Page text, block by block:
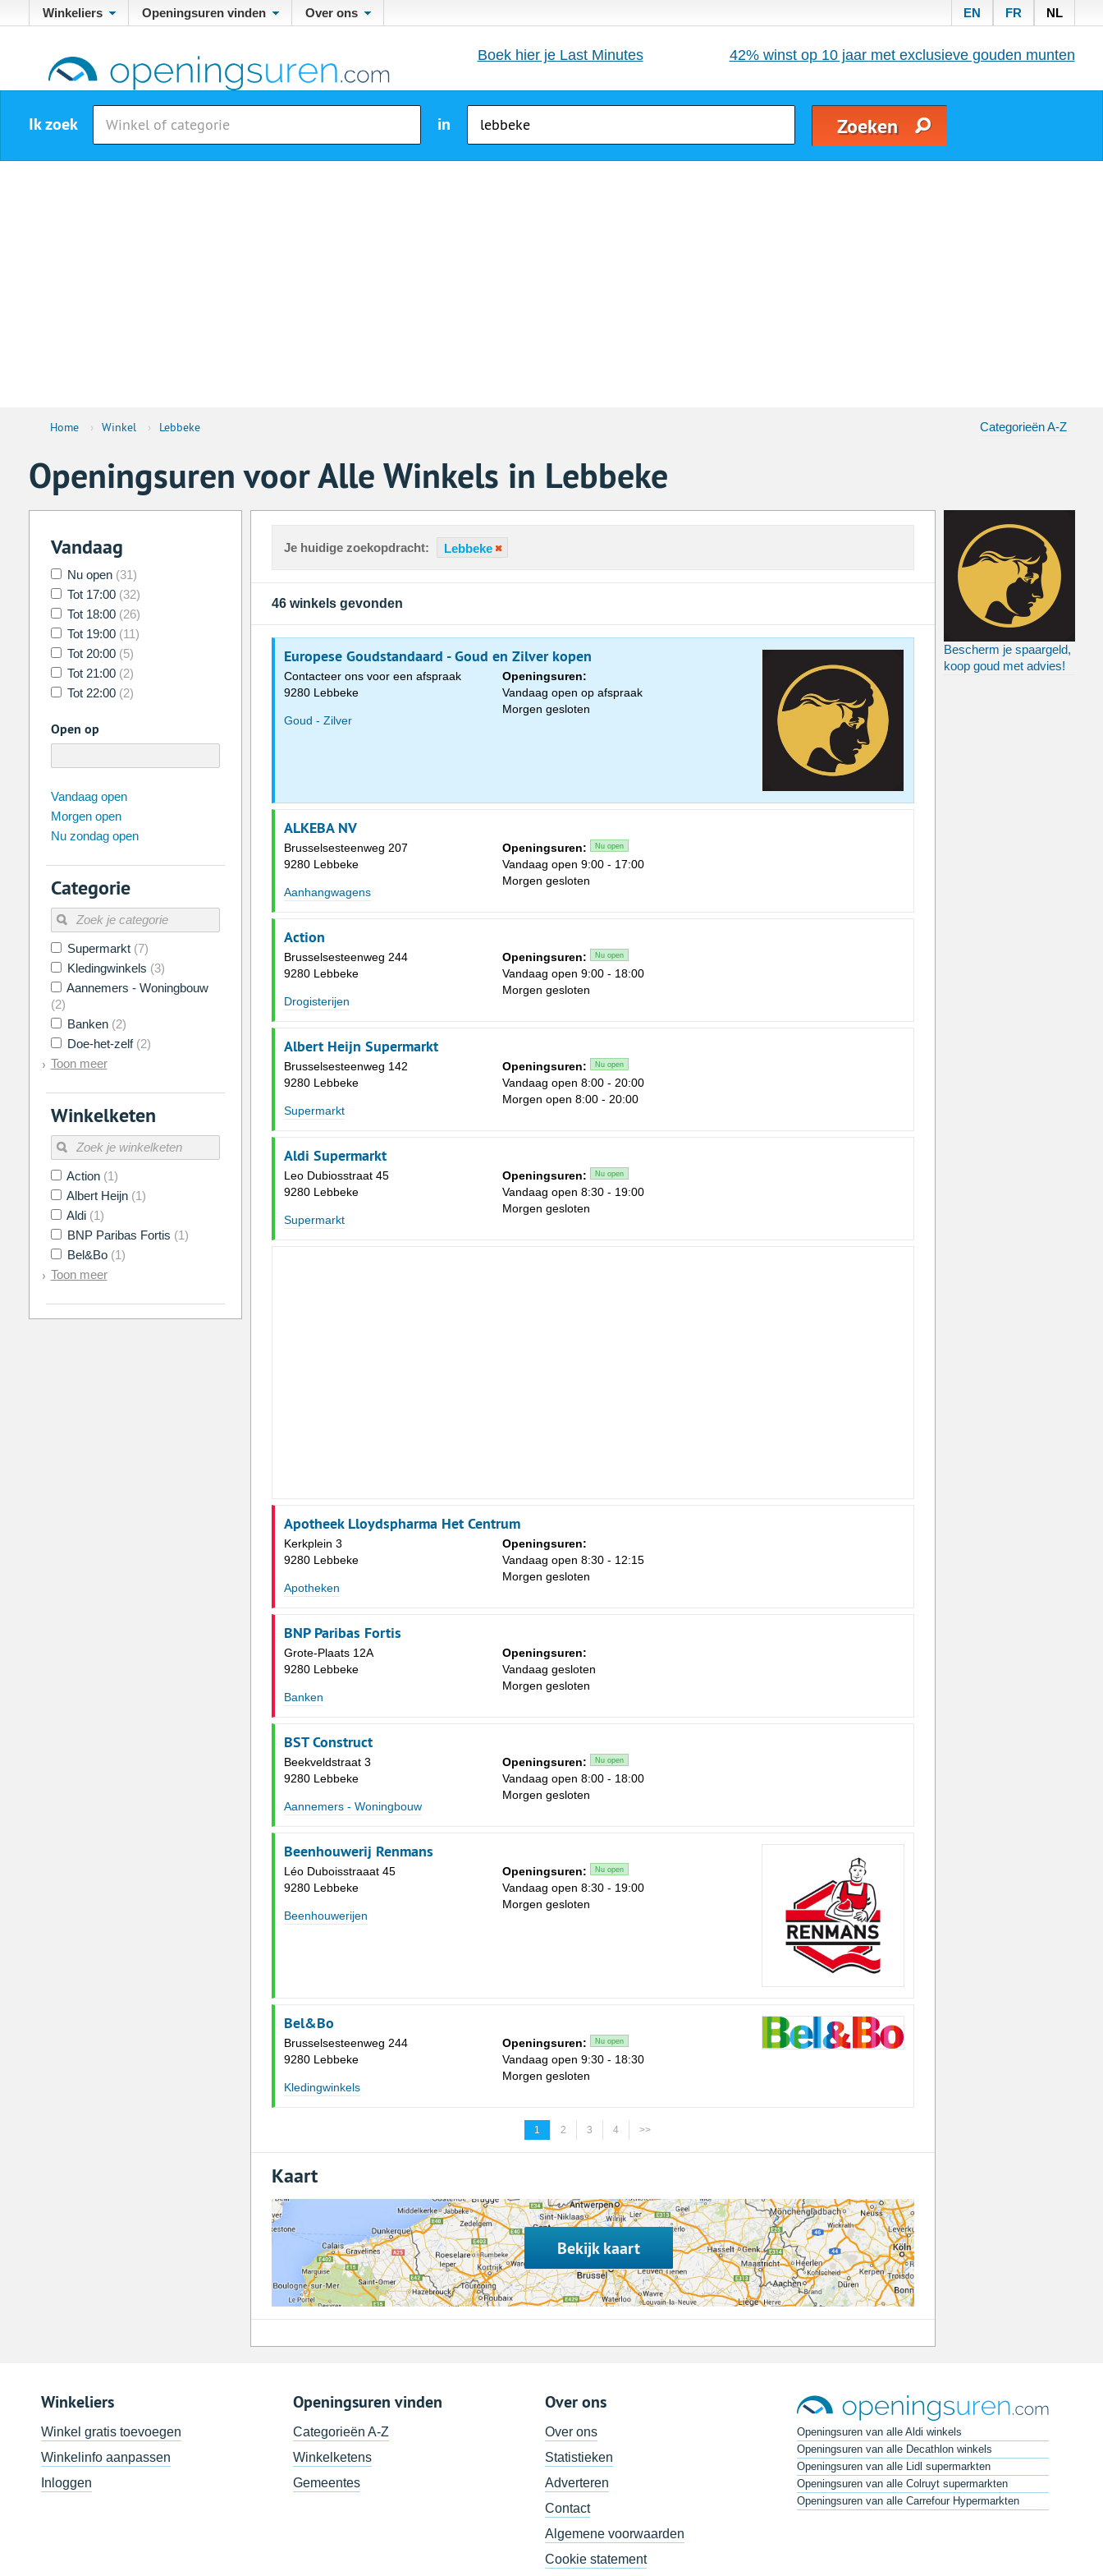
Winkeliers Openingsuren vinden Over ons EN FR NL
Boek hier je Last Minutes 42% winst op 10 jaar met exclusieve gouden munten
Ik zoek in
Home › Winkel › Lebbeke Categorieën A-Z
Openingsuren voor Alle Winkels in Lebbeke
Vandaag
Nu open (31)
Tot 17:00 (32)
Tot 18:00 (26)
Tot 19:00 (11)
Tot 20:00 (5)
Tot 21:00 (2)
Tot 22:00 (2)
Open op
Zo Ma
26 27 30 1
2 3 4 6 7
9 10 13 14
16 17
23 24 27 29
3 4
Vandaag open
Morgen open
Nu zondag open
Categorie
Supermarkt (7)
Kledingwinkels (3)
Aannemers - Woningbouw
(2)
Banken (2)
Doe-het-zelf (2)
Toon meer
Winkelketen
Action (1)
Albert Heijn (1)
Aldi (1)
BNP Paribas Fortis (1)
Bel&Bo (1)
Toon meer
Bescherm je spaargeld,
koop goud met advies!
Je huidige zoekopdracht: Lebbeke
46 winkels gevonden
Europese Goudstandaard - Goud en Zilver kopen
Contacteer ons voor een afspraak
9280 Lebbeke
Goud - Zilver
Openingsuren:
Vandaag open op afspraak
Morgen gesloten
ALKEBA NV
Brusselsesteenweg 207
9280 Lebbeke
Aanhangwagens
Openingsuren: Nu open
Vandaag open 9:00 - 17:00
Morgen gesloten
Action
Brusselsesteenweg 244
9280 Lebbeke
Drogisterijen
Openingsuren: Nu open
Vandaag open 9:00 - 18:00
Morgen gesloten
Albert Heijn Supermarkt
Brusselsesteenweg 142
9280 Lebbeke
Supermarkt
Openingsuren: Nu open
Vandaag open 8:00 - 20:00
Morgen open 8:00 - 20:00
Aldi Supermarkt
Leo Dubiosstraat 45
9280 Lebbeke
Supermarkt
Openingsuren: Nu open
Vandaag open 8:30 - 19:00
Morgen gesloten
Apotheek Lloydspharma Het Centrum
Kerkplein 3
9280 Lebbeke
Apotheken
Openingsuren:
Vandaag open 8:30 - 12:15
Morgen gesloten
BNP Paribas Fortis
Grote-Plaats 12A
9280 Lebbeke
Banken
Openingsuren:
Vandaag gesloten
Morgen gesloten
BST Construct
Beekveldstraat 3
9280 Lebbeke
Aannemers - Woningbouw
Openingsuren: Nu open
Vandaag open 8:00 - 18:00
Morgen gesloten
Beenhouwerij Renmans
Léo Duboisstraaat 45
9280 Lebbeke
Beenhouwerijen
Openingsuren: Nu open
Vandaag open 8:30 - 19:00
Morgen gesloten
Bel&Bo
Brusselsesteenweg 244
9280 Lebbeke
Kledingwinkels
Openingsuren: Nu open
Vandaag open 9:30 - 18:30
Morgen gesloten
1 2 3 4 >>
Kaart
Bekijk kaart
Winkeliers
Winkel gratis toevoegen
Winkelinfo aanpassen
Inloggen
Openingsuren vinden
Categorieën A-Z
Winkelketens
Gemeentes
Over ons
Over ons
Statistieken
Adverteren
Contact
Algemene voorwaarden
Cookie statement
Openingsuren van alle Aldi winkels
Openingsuren van alle Decathlon winkels
Openingsuren van alle Lidl supermarkten
Openingsuren van alle Colruyt supermarkten
Openingsuren van alle Carrefour Hypermarkten